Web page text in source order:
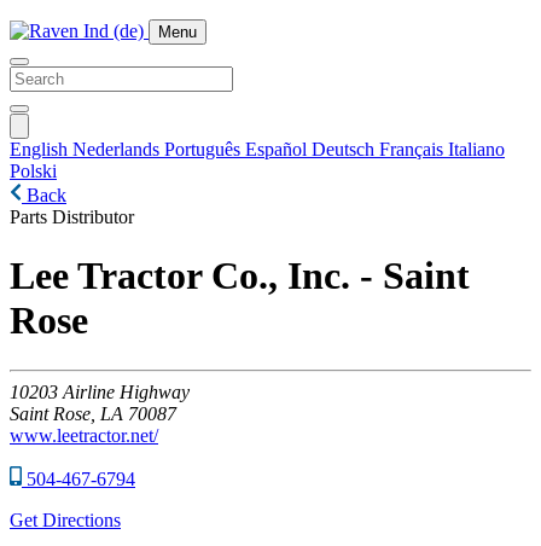
Menu
English Nederlands Português Español Deutsch Français Italiano
Polski
Back
Parts Distributor
Lee Tractor Co., Inc. - Saint
Rose
10203 Airline Highway
Saint Rose, LA 70087
www.leetractor.net/
504-467-6794
Get Directions